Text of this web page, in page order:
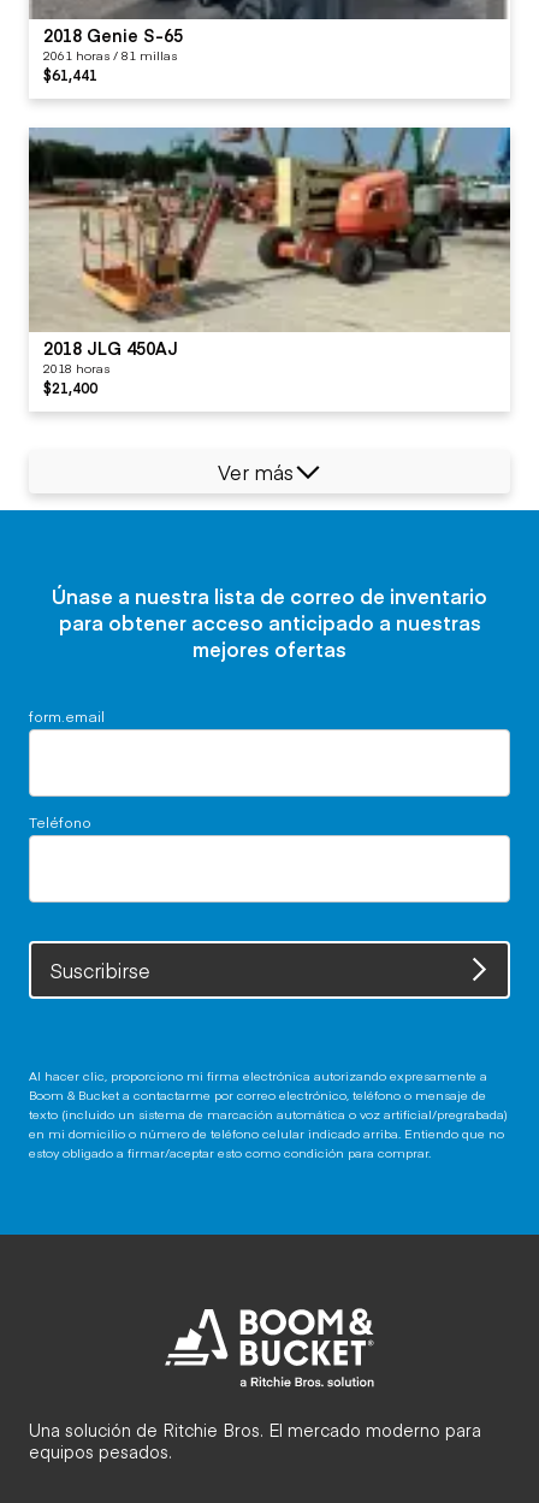
2018 Genie S-65
2061 horas / 81 millas
$61,441
2018 JLG 450AJ
2018 horas
$21,400
Ver más
Únase a nuestra lista de correo de inventario
para obtener acceso anticipado a nuestras
mejores ofertas
form.email
Teléfono
Suscribirse
Al hacer clic, proporciono mi firma electrónica autorizando expresamente a
Boom & Bucket a contactarme por correo electrónico, teléfono o mensaje de
texto (incluido un sistema de marcación automática o voz artificial/pregrabada)
en mi domicilio o número de teléfono celular indicado arriba. Entiendo que no
estoy obligado a firmar/aceptar esto como condición para comprar.
Una solución de Ritchie Bros. El mercado moderno para
equipos pesados.